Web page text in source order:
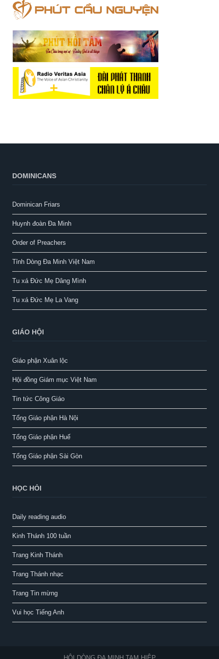
DOMINICANS
Dominican Friars
Huynh đoàn Đa Minh
Order of Preachers
Tỉnh Dòng Đa Minh Việt Nam
Tu xá Đức Mẹ Dâng Mình
Tu xá Đức Mẹ La Vang
GIÁO HỘI
Giáo phận Xuân lộc
Hội đồng Giám mục Việt Nam
Tin tức Công Giáo
Tổng Giáo phận Hà Nội
Tổng Giáo phận Huế
Tổng Giáo phận Sài Gòn
HỌC HỎI
Daily reading audio
Kinh Thánh 100 tuần
Trang Kinh Thánh
Trang Thánh nhạc
Trang Tin mừng
Vui học Tiếng Anh